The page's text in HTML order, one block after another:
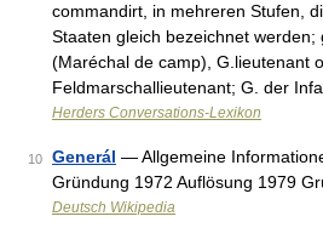
commandirt, in mehreren Stufen,
Staaten gleich bezeichnet werden;
(Maréchal de camp), G.lieutenant
Feldmarschallieutenant; G. der
Herders Conversations-Lexikon
10 Generál — Allgemeine
Gründung 1972 Auflösung 1979
Deutsch Wikipedia